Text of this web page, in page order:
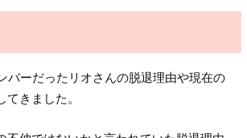
バーだったリオさんの脱退理由や現在の
きました。